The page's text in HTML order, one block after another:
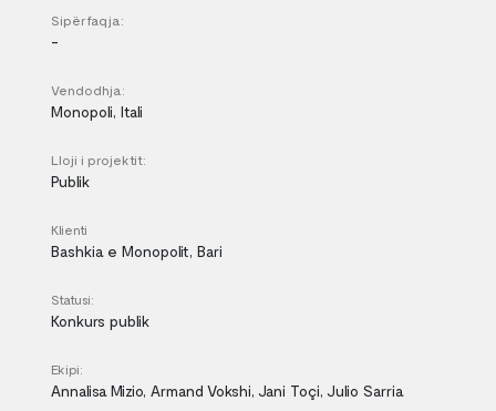
Sipërfaqja:
-
Vendodhja:
Monopoli, Itali
Lloji i projektit:
Publik
Klienti
Bashkia e Monopolit, Bari
Statusi:
Konkurs publik
Ekipi:
Annalisa Mizio, Armand Vokshi, Jani Toçi, Julio Sarria